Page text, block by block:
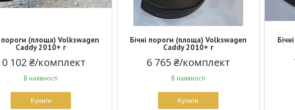
пороги (площа) Volkswagen
Caddy 2010+ г
102 ₴/комплект
В наявності
Купити
Бічні пороги (площа) Volkswagen
Caddy 2010+ г
6 765 ₴/комплект
В наявності
Купити